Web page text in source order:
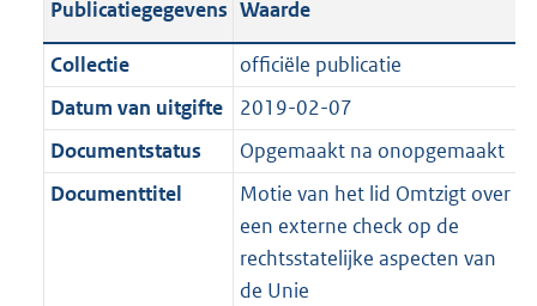
i
e
i
n
f
3
K
b
t
i
e
i
n
:
K
b
a
t
i
e
i
e
2
K
b
c
a
t
i
e
t
:
2
K
a
n
d
s
g
r
o
o
t
a
n
d
s
g
r
o
o
Publicatiegegevens Waarde
Collectie
officiële publicatie
Datum van uitgifte
2019-02-07
Documentstatus
Opgemaakt na onopgemaakt
Documenttitel
Motie van het lid Omtzigt over
een externe check op de
rechtsstatelijke aspecten van
de Unie